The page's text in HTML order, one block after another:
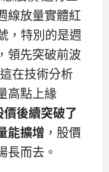
線放量實體紅
，特別的是週
領先突破前波
在技術分析
高點上緣
價後續突破了
能擴增 ，股價
長而去。